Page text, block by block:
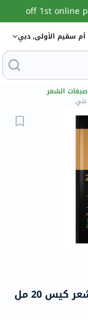
أم سقيم الأولى, دبي
صبغات الشعر
في آي بي ناتشورالز شامبو صبغة الشعر كيس 20 مل